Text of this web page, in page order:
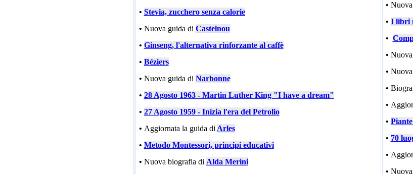
• Stevia, zucchero senza calorie
• Nuova guida di Castelnou
• Ginseng, l'alternativa rinforzante al caffè
• Béziers
• Nuova guida di Narbonne
• 28 Agosto 1963 - Martin Luther King "I have a dream"
• 27 Agosto 1959 - Inizia l'era del Petrolio
• Aggiornata la guida di Arles
• Metodo Montessori, principi educativi
• Nuova biografia di Alda Merini
•
• I libri
•
•
•
•
•
•
• 70
•
•